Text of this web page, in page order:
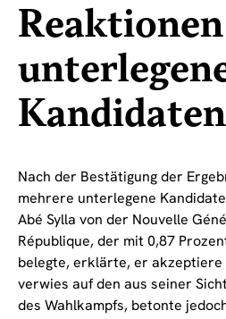
Reaktionen
Kandidaten
Nach der Bestätigung der
mehrere unterlegene
Abé Sylla von der Nouvelle
République, der mit 0,87
belegte, erklärte, er akzeptiere
verwies auf den aus seiner
des Wahlkampfs, betonte